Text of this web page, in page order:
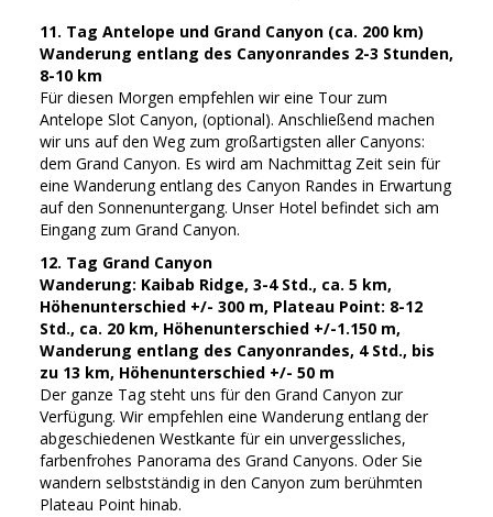
11. Tag Antelope und Grand Canyon (ca. 200 km)
Wanderung entlang des Canyonrandes 2-3 Stunden,
8-10 km
Für diesen Morgen empfehlen wir eine Tour zum
Antelope Slot Canyon, (optional). Anschließend machen
wir uns auf den Weg zum großartigsten aller Canyons:
dem Grand Canyon. Es wird am Nachmittag Zeit sein für
eine Wanderung entlang des Canyon Randes in Erwartung
auf den Sonnenuntergang. Unser Hotel befindet sich am
Eingang zum Grand Canyon.
12. Tag Grand Canyon
Wanderung: Kaibab Ridge, 3-4 Std., ca. 5 km,
Höhenunterschied +/- 300 m, Plateau Point: 8-12
Std., ca. 20 km, Höhenunterschied +/-1.150 m,
Wanderung entlang des Canyonrandes, 4 Std., bis
zu 13 km, Höhenunterschied +/- 50 m
Der ganze Tag steht uns für den Grand Canyon zur
Verfügung. Wir empfehlen eine Wanderung entlang der
abgeschiedenen Westkante für ein unvergessliches,
farbenfrohes Panorama des Grand Canyons. Oder Sie
wandern selbstständig in den Canyon zum berühmten
Plateau Point hinab.